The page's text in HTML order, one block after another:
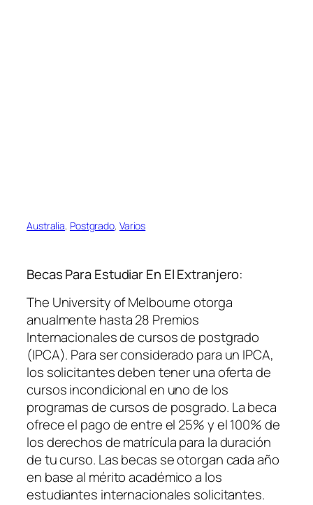
Australia, Postgrado, Varios
Becas Para Estudiar En El Extranjero:
The University of Melbourne otorga
anualmente hasta 28 Premios
Internacionales de cursos de postgrado
(IPCA). Para ser considerado para un IPCA,
los solicitantes deben tener una oferta de
cursos incondicional en uno de los
programas de cursos de posgrado. La beca
ofrece el pago de entre el 25% y el 100% de
los derechos de matrícula para la duración
de tu curso. Las becas se otorgan cada año
en base al mérito académico a los
estudiantes internacionales solicitantes.